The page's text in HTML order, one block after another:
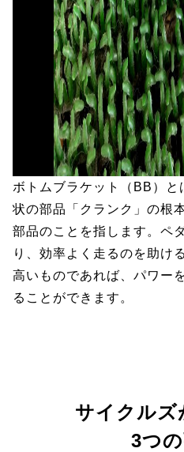
ボトムブラケット（BB）
状の部品「クランク」の根
部品のことを指します。ペ
り、効率よく走るのを助け
高いものであれば、パワー
ることができます。
サイクルズ
3つ